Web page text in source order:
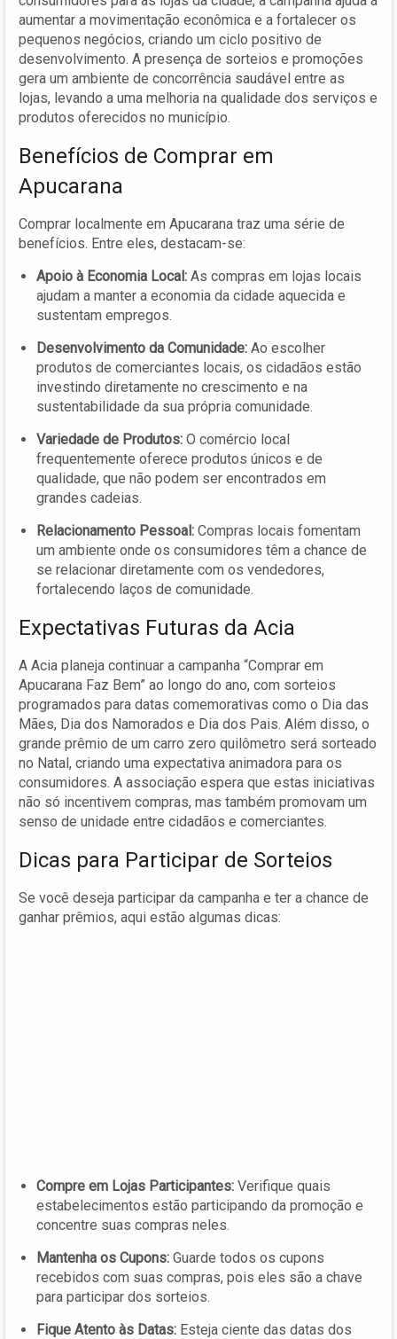
aumentar a movimentação econômica e a fortalecer os
pequenos negócios, criando um ciclo positivo de
desenvolvimento. A presença de sorteios e promoções
gera um ambiente de concorrência saudável entre as
lojas, levando a uma melhoria na qualidade dos serviços e
produtos oferecidos no município.
Benefícios de Comprar em
Apucarana
Comprar localmente em Apucarana traz uma série de
benefícios. Entre eles, destacam-se:
Apoio à Economia Local: As compras em lojas locais
ajudam a manter a economia da cidade aquecida e
sustentam empregos.
Desenvolvimento da Comunidade: Ao escolher
produtos de comerciantes locais, os cidadãos estão
investindo diretamente no crescimento e na
sustentabilidade da sua própria comunidade.
Variedade de Produtos: O comércio local
frequentemente oferece produtos únicos e de
qualidade, que não podem ser encontrados em
grandes cadeias.
Relacionamento Pessoal: Compras locais fomentam
um ambiente onde os consumidores têm a chance de
se relacionar diretamente com os vendedores,
fortalecendo laços de comunidade.
Expectativas Futuras da Acia
A Acia planeja continuar a campanha “Comprar em
Apucarana Faz Bem” ao longo do ano, com sorteios
programados para datas comemorativas como o Dia das
Mães, Dia dos Namorados e Dia dos Pais. Além disso, o
grande prêmio de um carro zero quilômetro será sorteado
no Natal, criando uma expectativa animadora para os
consumidores. A associação espera que estas iniciativas
não só incentivem compras, mas também promovam um
senso de unidade entre cidadãos e comerciantes.
Dicas para Participar de Sorteios
Se você deseja participar da campanha e ter a chance de
ganhar prêmios, aqui estão algumas dicas:
Compre em Lojas Participantes: Verifique quais
estabelecimentos estão participando da promoção e
concentre suas compras neles.
Mantenha os Cupons: Guarde todos os cupons
recebidos com suas compras, pois eles são a chave
para participar dos sorteios.
Fique Atento às Datas: Esteja ciente das datas dos